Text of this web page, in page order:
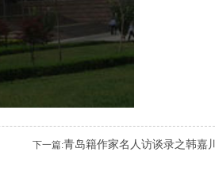
下一篇:青岛籍作家名人访谈录之韩嘉川